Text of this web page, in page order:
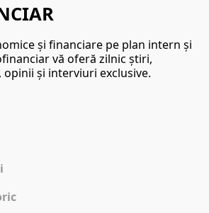
şi financiare pe plan intern şi
vă oferă zilnic ştiri,
opinii şi interviuri exclusive.